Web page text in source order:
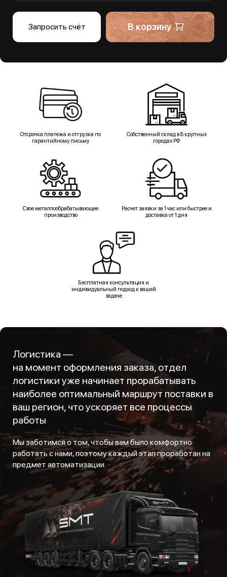
Запросить счёт В корзину
Отсрочка платежа и отгрузка по
гарантийному письму
Собственный склад в 8 крупных
городах РФ
Свое металлообрабатывающее
производство
Расчет заявки за 1 час или быстрее и
доставка от 1 дня
Бесплатная консультация и
индивидуальный подход к вашей
задаче
Логистика —
на момент оформления заказа, отдел
логистики уже начинает прорабатывать
наиболее оптимальный маршрут поставки в
ваш регион, что ускоряет все процессы
работы
Мы заботимся о том, чтобы вам было комфортно
работать с нами, поэтому каждый этап проработан на
предмет автоматизации.